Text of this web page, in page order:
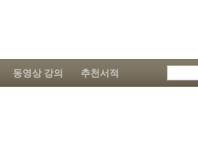
동영상 강의 추천서적